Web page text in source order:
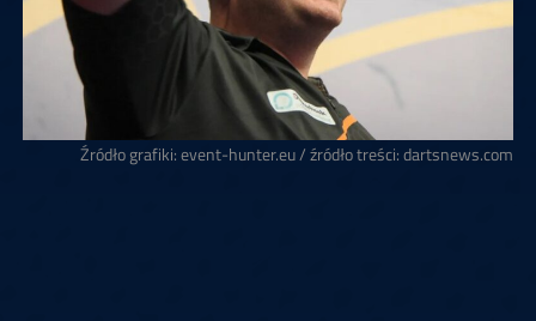
Źródło grafiki: event-hunter.eu / źródło treści: dartsnews.com